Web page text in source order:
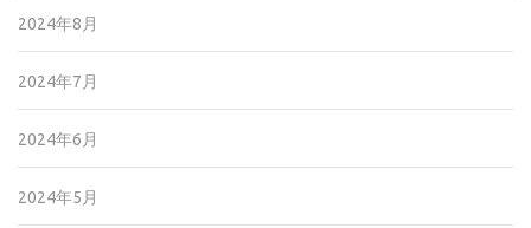
2024年8月
2024年7月
2024年6月
2024年5月